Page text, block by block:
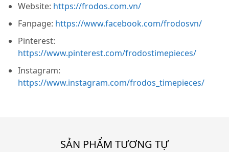
Website: https://frodos.com.vn/
Fanpage: https://www.facebook.com/frodosvn/
Pinterest:
https://www.pinterest.com/frodostimepieces/
Instagram:
https://www.instagram.com/frodos_timepieces/
SẢN PHẨM TƯƠNG TỰ